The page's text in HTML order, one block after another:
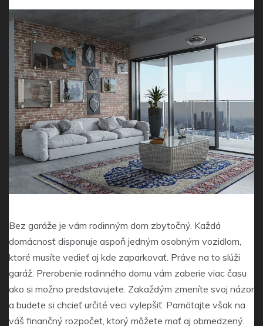
Bez garáže je vám rodinným dom zbytočný. Každá
domácnosť disponuje aspoň jedným osobným vozidlom,
ktoré musíte vedieť aj kde zaparkovať. Práve na to slúži
garáž. Prerobenie rodinného domu vám zaberie viac času
ako si možno predstavujete. Zakaždým zmeníte svoj názor
a budete si chcieť určité veci vylepšiť. Pamätajte však na
váš finančný rozpočet, ktorý môžete mať aj obmedzený.